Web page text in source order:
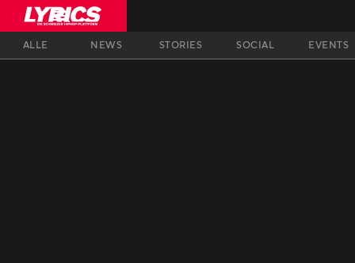
ALLE NEWS STORIES SOCIAL EVENTS